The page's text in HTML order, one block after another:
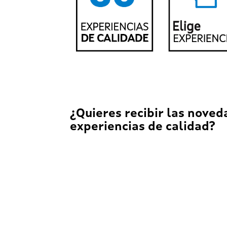
¿Quieres recibir las
experiencias de calidad?